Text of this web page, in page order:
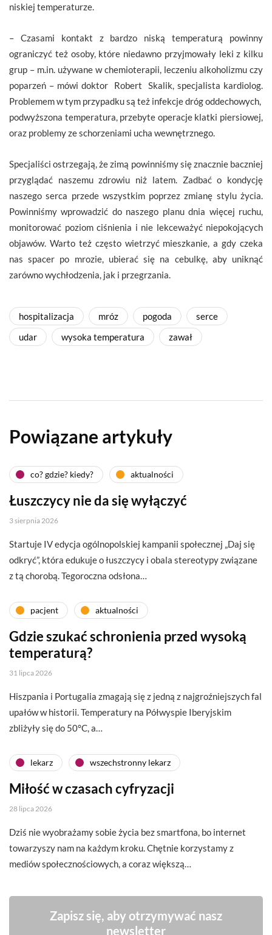
niskiej temperaturze.
– Czasami kontakt z bardzo niską temperaturą powinny
ograniczyć też osoby, które niedawno przyjmowały leki z kilku
grup – m.in. używane w chemioterapii, leczeniu alkoholizmu czy
poparzeń – mówi doktor Robert Skalik, specjalista kardiolog.
Problemem w tym przypadku są też infekcje dróg oddechowych,
podwyższona temperatura, przebyte operacje klatki piersiowej,
oraz problemy ze schorzeniami ucha wewnętrznego.
Specjaliści ostrzegają, że zimą powinniśmy się znacznie baczniej
przyglądać naszemu zdrowiu niż latem. Zadbać o kondycję
naszego serca przede wszystkim poprzez zmianę stylu życia.
Powinniśmy wprowadzić do naszego planu dnia więcej ruchu,
monitorować poziom ciśnienia i nie lekceważyć niepokojących
objawów. Warto też często wietrzyć mieszkanie, a gdy czeka
nas spacer po mrozie, ubierać się na cebulkę, aby uniknąć
zarówno wychłodzenia, jak i przegrzania.
hospitalizacja mróz pogoda
serce
udar
wysoka temperatura zawał
Powiązane artykuły
co? gdzie? kiedy? aktualności
Łuszczycy nie da się wyłączyć
3 sierpnia 2026
Startuje IV edycja ogólnopolskiej kampanii społecznej „Daj się
odkryć”, która edukuje o łuszczycy i obala stereotypy związane
z tą chorobą. Tegoroczna odsłona…
pacjent aktualności
Gdzie szukać schronienia przed wysoką
temperaturą?
31 lipca 2026
Hiszpania i Portugalia zmagają się z jedną z najgroźniejszych fal
upałów w historii. Temperatury na Półwyspie Iberyjskim
zbliżyły się do 50°C, a…
lekarz wszechstronny lekarz
Miłość w czasach cyfryzacji
28 lipca 2026
Dziś nie wyobrażamy sobie życia bez smartfona, bo internet
towarzyszy nam na każdym kroku. Chętnie korzystamy z
mediów społecznościowych, a coraz większą…
Zapisz się, aby otrzymywać nasz
newsletter